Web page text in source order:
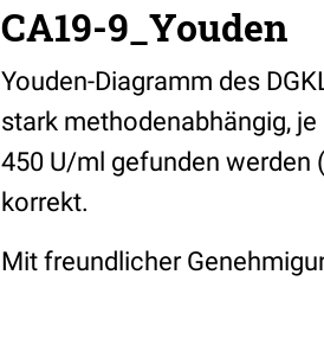
CA19-9_Youden
Youden-Diagramm des
stark methodenabhängig,
450 U/ml gefunden werden
korrekt.
Mit freundlicher